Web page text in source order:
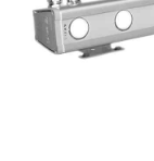
Контакты